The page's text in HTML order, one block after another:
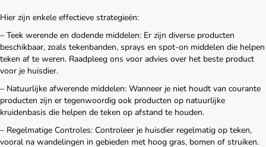
Hier zijn enkele effectieve strategieën:
– Teek werende en dodende middelen: Er zijn diverse producten
beschikbaar, zoals tekenbanden, sprays en spot-on middelen die helpen
teken af te weren. Raadpleeg ons voor advies over het beste product
voor je huisdier.
– Natuurlijke afwerende middelen: Wanneer je niet houdt van courante
producten zijn er tegenwoordig ook producten op natuurlijke
kruidenbasis die helpen de teken op afstand te houden.
– Regelmatige Controles: Controleer je huisdier regelmatig op teken,
vooral na wandelingen in gebieden met hoog gras, bomen of struiken.